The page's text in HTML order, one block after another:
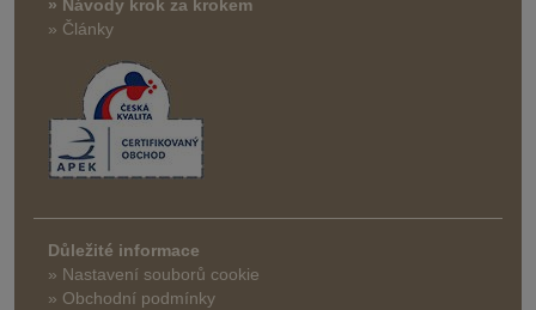
» Návody krok za krokem
» Články
Důležité informace
» Nastavení souborů cookie
» Obchodní podmínky